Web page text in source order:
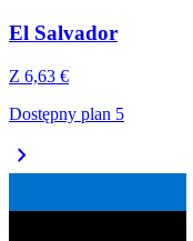
El Salvador
Z 6,63 €
Dostępny plan 5
chevron_right